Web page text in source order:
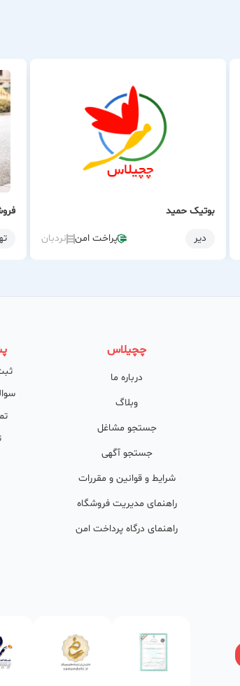
بوتیک حمید
دیر پراخت امن نردبان
چچیلاس
درباره ما
وبلاگ
جستجو مشاغل
جستجو آگهی
شرایط و قوانین و مقررات
راهنمای مدیریت فروشگاه
راهنمای درگاه پرداخت امن